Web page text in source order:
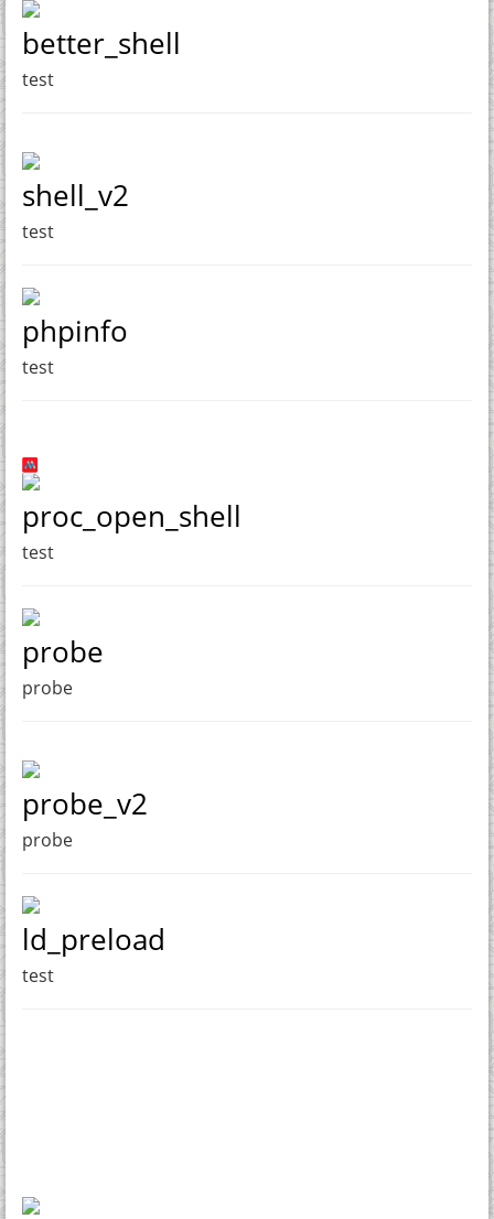
better_shell
test
shell_v2
test
phpinfo
test
proc_open_shell
test
probe
probe
probe_v2
probe
ld_preload
test